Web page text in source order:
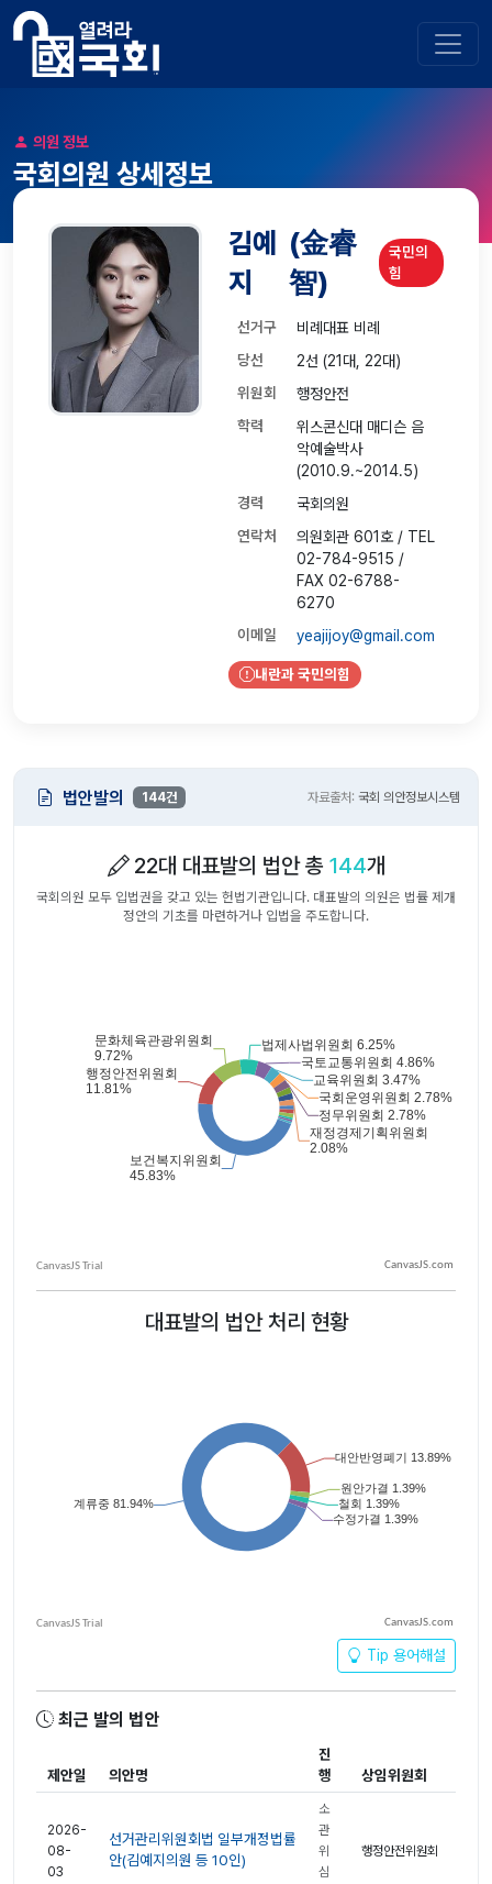
의원 정보
국회의원 상세정보
김예
지
(金睿
智)
국민의
힘
선거구
비례대표 비례
당선
2선 (21대, 22대)
위원회
행정안전
학력
위스콘신대 매디슨 음
악예술박사
(2010.9.~2014.5)
경력
국회의원
연락처
의원회관 601호 / TEL
02-784-9515 /
FAX 02-6788-
6270
이메일
yeajijoy@gmail.com
내란과 국민의힘
법안발의 144건 자료출처: 국회 의안정보시스템
22대 대표발의 법안 총 144개
국회의원 모두 입법권을 갖고 있는 헌법기관입니다. 대표발의 의원은 법률 제개
정안의 기초를 마련하거나 입법을 주도합니다.
CanvasJS.com
대표발의 법안 처리 현황
CanvasJS.com
Tip 용어해설
최근 발의 법안
제안일 의안명
진
행
상임위원회
2026-
08-
03
선거관리위원회법 일부개정법률
안(김예지의원 등 10인)
소
관
위
심
행정안전위원회